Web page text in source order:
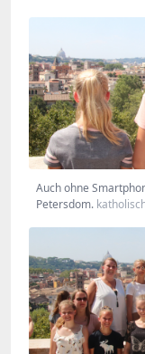
Auch ohne
Petersdom.